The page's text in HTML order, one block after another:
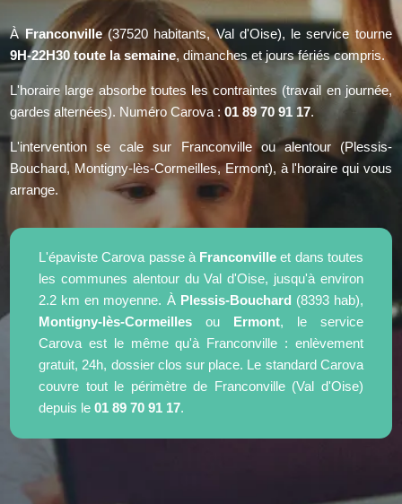
ÀFranconville(37520 habitants, Val d'Oise), le service tourne
9H-22H30 toute la semaine, dimanches et jours fériés compris.
L'horaire large absorbe toutes les contraintes (travail en journée,
gardes alternées). Numéro Carova :01 89 70 91 17.
L'intervention se cale sur Franconville ou alentour (Plessis-
Bouchard, Montigny-lès-Cormeilles, Ermont), à l'horaire qui vous
arrange.
L'épaviste Carova passe à Franconville et dans toutes
les communes alentour du Val d'Oise, jusqu'à environ
2.2 km en moyenne. À Plessis-Bouchard (8393 hab),
Montigny-lès-Cormeilles ou Ermont, le service
Carova est le même qu'à Franconville : enlèvement
gratuit, 24h, dossier clos sur place. Le standard Carova
couvre tout le périmètre de Franconville (Val d'Oise)
depuis le01 89 70 91 17.